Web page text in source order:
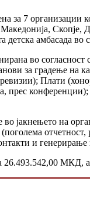
за 7 организации
детска амбасада
во
за градење на
Плати
прес
јакнењето на
и
26.493.542,00 МКД,